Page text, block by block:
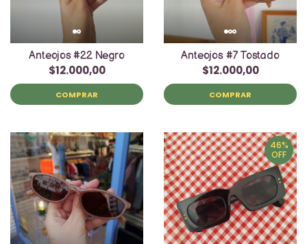
Anteojos #22 Negro
$12.000,00
COMPRAR
Anteojos #7 Tostado
$12.000,00
COMPRAR
46%
OFF